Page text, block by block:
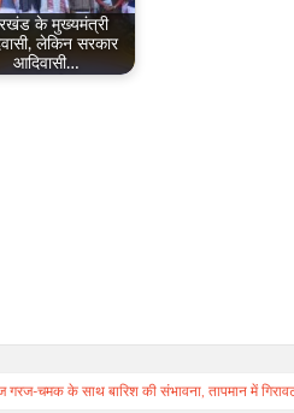
के मुख्यमंत्री
लेकिन सरकार
आदिवासी…
चमक के साथ बारिश की संभावना, तापमान में